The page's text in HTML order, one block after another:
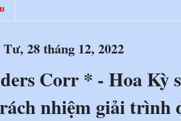
28 tháng 12, 2022
Corr * - Hoa Kỳ
nhiệm giải trình